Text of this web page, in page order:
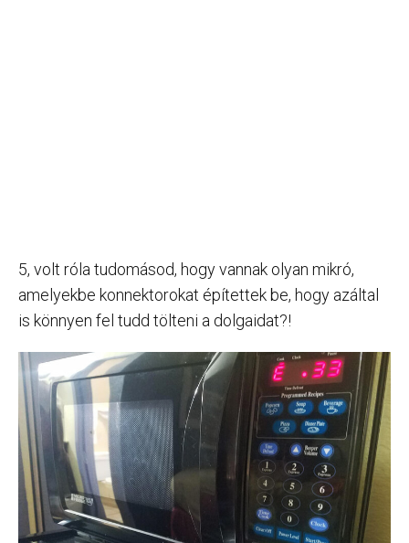
5, volt róla tudomásod, hogy vannak olyan mikró,
amelyekbe konnektorokat építettek be, hogy azáltal
is könnyen fel tudd tölteni a dolgaidat?!